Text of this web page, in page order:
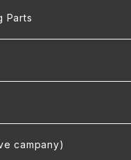
Parts
campany)